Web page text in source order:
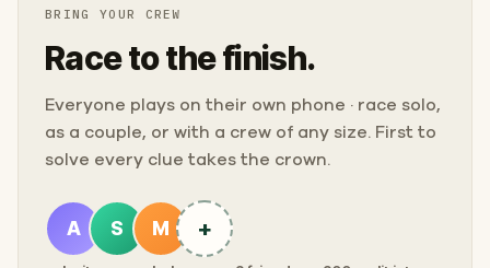
BRING YOUR CREW
Race to the finish.
Everyone plays on their own phone · race solo,
as a couple, or with a crew of any size. First to
solve every clue takes the crown.
A S M +